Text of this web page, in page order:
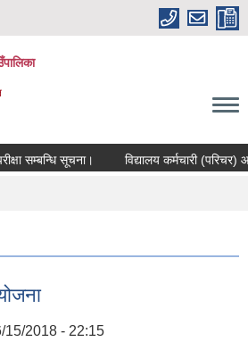
सम्बन्धि सूचना। विद्यालय कर्मचारी (परिचर)
15/2018 - 22:15